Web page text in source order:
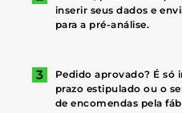
inserir seus dados e
para a pré-análise.
Pedido aprovado? É só
prazo estipulado ou o
de encomendas pela